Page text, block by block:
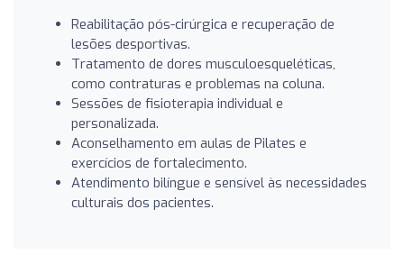
Reabilitação pós-cirúrgica e recuperação de
lesões desportivas.
Tratamento de dores musculoesqueléticas,
como contraturas e problemas na coluna.
Sessões de fisioterapia individual e
personalizada.
Aconselhamento em aulas de Pilates e
exercícios de fortalecimento.
Atendimento bilíngue e sensível às necessidades
culturais dos pacientes.